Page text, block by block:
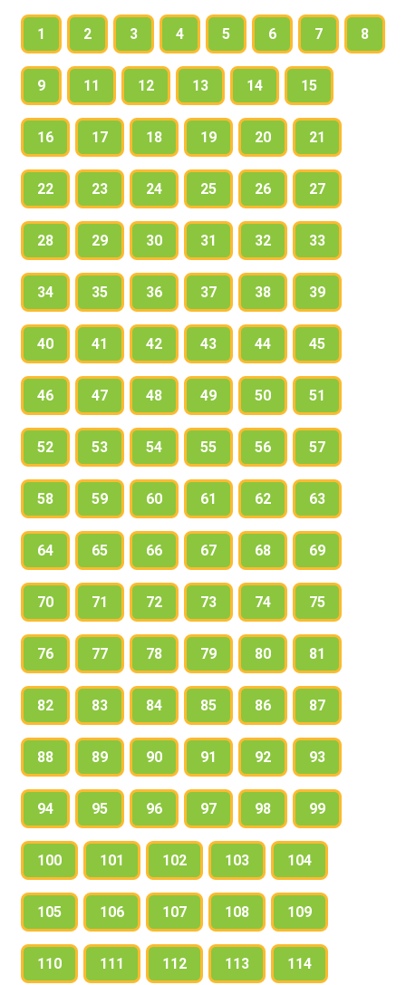
1 2 3 4 5 6 7 8
9 11 12 13 14 15
16 17 18 19 20 21
22 23 24 25 26 27
28 29 30 31 32 33
34 35 36 37 38 39
40 41 42 43 44 45
46 47 48 49 50 51
52 53 54 55 56 57
58 59 60 61 62 63
64 65 66 67 68 69
70 71 72 73 74 75
76 77 78 79 80 81
82 83 84 85 86 87
88 89 90 91 92 93
94 95 96 97 98 99
100 101 102 103 104
105 106 107 108 109
110 111 112 113 114